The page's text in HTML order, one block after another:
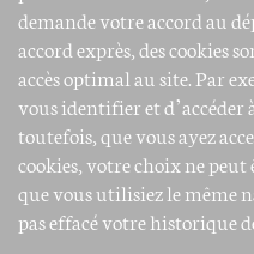
demande votre accord au
accord exprès, des cookies
accès optimal au site. Par
vous identifier et
toutefois, que vous ayez
cookies, votre choix ne
que vous utilisiez le même
pas effacé votre historique